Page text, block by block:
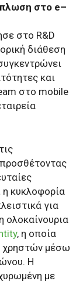
στο e–
στο R&D
διάθεση
και
στο mobile
η κυκλοφορία
για
ολοκαίνουρια
, η οποία
χρηστών μέσω
Η
με